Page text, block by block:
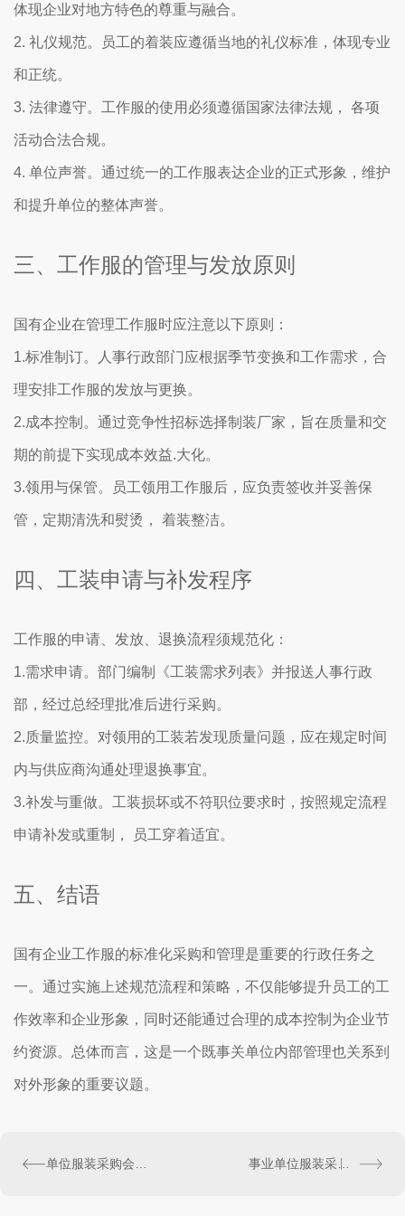
体现企业对地方特色的尊重与融合。
2. 礼仪规范。员工的着装应遵循当地的礼仪标准，体现专业
和正统。
3. 法律遵守。工作服的使用必须遵循国家法律法规， 各项
活动合法合规。
4. 单位声誉。通过统一的工作服表达企业的正式形象，维护
和提升单位的整体声誉。
三、工作服的管理与发放原则
国有企业在管理工作服时应注意以下原则：
1.标准制订。人事行政部门应根据季节变换和工作需求，合
理安排工作服的发放与更换。
2.成本控制。通过竞争性招标选择制装厂家，旨在质量和交
期的前提下实现成本效益.大化。
3.领用与保管。员工领用工作服后，应负责签收并妥善保
管，定期清洗和熨烫， 着装整洁。
四、工装申请与补发程序
工作服的申请、发放、退换流程须规范化：
1.需求申请。部门编制《工装需求列表》并报送人事行政
部，经过总经理批准后进行采购。
2.质量监控。对领用的工装若发现质量问题，应在规定时间
内与供应商沟通处理退换事宜。
3.补发与重做。工装损坏或不符职位要求时，按照规定流程
申请补发或重制， 员工穿着适宜。
五、结语
国有企业工作服的标准化采购和管理是重要的行政任务之
一。通过实施上述规范流程和策略，不仅能够提升员工的工
作效率和企业形象，同时还能通过合理的成本控制为企业节
约资源。总体而言，这是一个既事关单位内部管理也关系到
对外形象的重要议题。